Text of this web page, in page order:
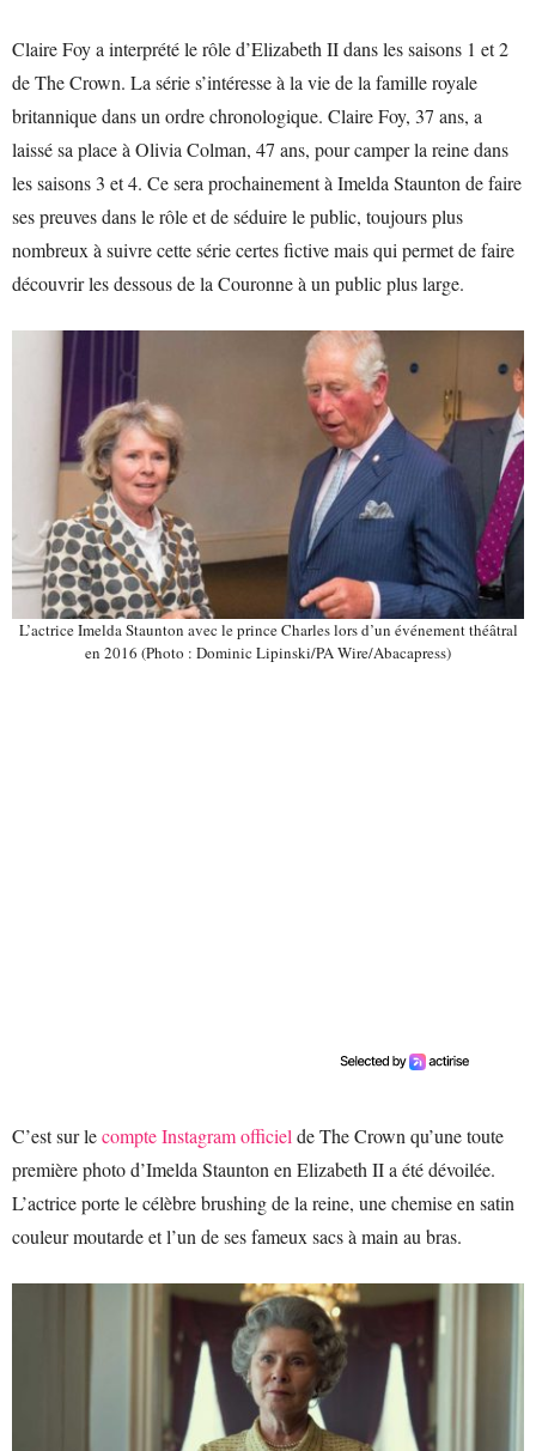
Claire Foy a interprété le rôle d’Elizabeth II dans les saisons 1 et 2
de The Crown. La série s’intéresse à la vie de la famille royale
britannique dans un ordre chronologique. Claire Foy, 37 ans, a
laissé sa place à Olivia Colman, 47 ans, pour camper la reine dans
les saisons 3 et 4. Ce sera prochainement à Imelda Staunton de faire
ses preuves dans le rôle et de séduire le public, toujours plus
nombreux à suivre cette série certes fictive mais qui permet de faire
découvrir les dessous de la Couronne à un public plus large.
L’actrice Imelda Staunton avec le prince Charles lors d’un événement théâtral
en 2016 (Photo : Dominic Lipinski/PA Wire/Abacapress)
C’est sur lecompte Instagram officiel de The Crown qu’une toute
première photo d’Imelda Staunton en Elizabeth II a été dévoilée.
L’actrice porte le célèbre brushing de la reine, une chemise en satin
couleur moutarde et l’un de ses fameux sacs à main au bras.